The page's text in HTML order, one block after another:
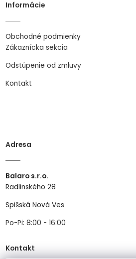
Informácie
Obchodné podmienky
Zákaznícka sekcia
Odstúpenie od zmluvy
Kontakt
Adresa
Balaro s.r.o.
Radlinského 28
Spišská Nová Ves
Po-Pi: 8:00 - 16:00
Kontakt